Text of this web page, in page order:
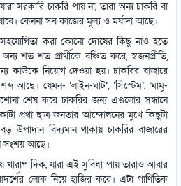
সরকারি চাকরি পায় না, তারা অন্য চাকরি বা
কেননা সব কাজের মূল্য ও মর্যাদা আছে।
সহযোগিতা করা কোনো দোষের কিছু নাও হতে
শত শত প্রার্থীকে বঞ্চিত করে, স্বজনপ্রীতি,
কাউকে নিয়োগ দেওয়া হয়। চাকরির বাজারে
আছে। যেমন- ‘লাইন-ঘাট’, ‘সিস্টেম’, ‘মামু-
শেষ করে চাকরির জন্য এগুলোর সন্ধানে
প্রথা ছাত্র-জনতার আন্দোলনের মুখে কিছুটা
উপাদান বিদ্যমান থাকায় চাকরির বাজারের
সংশয় আছে।
খারাপ দিক, যারা এই সুবিধা পায় তারাও আবার
লোক নিয়ে হাজির করে। এটা গাণিতিক